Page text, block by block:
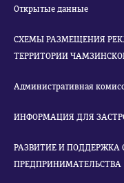
Открытые данные
СХЕМЫ РАЗМЕЩЕНИЯ
ТЕРРИТОРИИ
Административная
ИНФОРМАЦИЯ ДЛЯ
РАЗВИТИЕ И ПОДДЕРЖКА
ПРЕДПРИНИМАТЕЛЬСТВА